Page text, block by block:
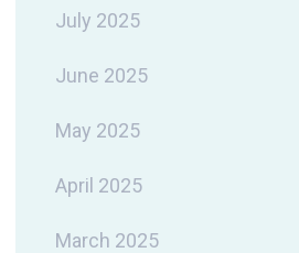
July 2025
June 2025
May 2025
April 2025
March 2025